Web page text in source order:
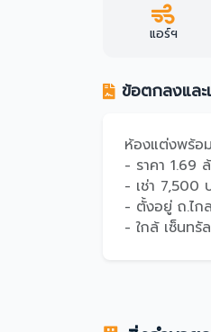
แอร์ฯ
ข้อตกลงและ
ห้องแต่งพร้อ
- ราคา 1.69
- เช่า 7,500
- ตั้งอยู่ ถ.ไก
- ใกล้ เซ็นท